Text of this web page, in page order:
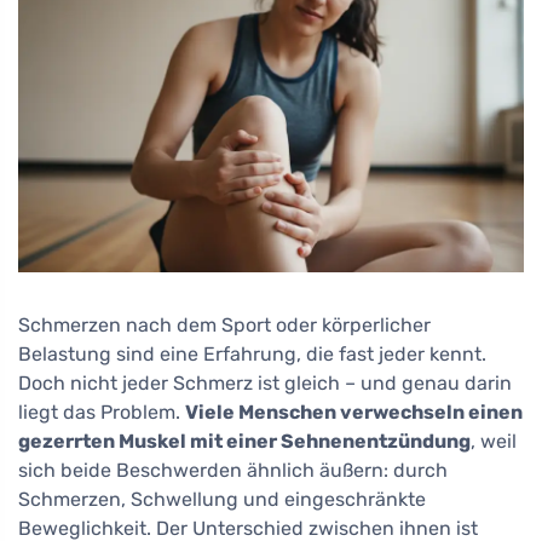
Schmerzen nach dem Sport oder körperlicher
Belastung sind eine Erfahrung, die fast jeder kennt.
Doch nicht jeder Schmerz ist gleich – und genau darin
liegt das Problem. Viele Menschen verwechseln einen
gezerrten Muskel mit einer Sehnenentzündung, weil
sich beide Beschwerden ähnlich äußern: durch
Schmerzen, Schwellung und eingeschränkte
Beweglichkeit. Der Unterschied zwischen ihnen ist